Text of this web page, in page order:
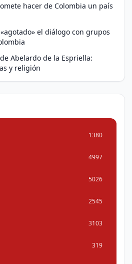
hacer de Colombia un país
el diálogo con grupos
Abelardo de la Espriella:
y religión
1380
4997
5026
2545
3103
319